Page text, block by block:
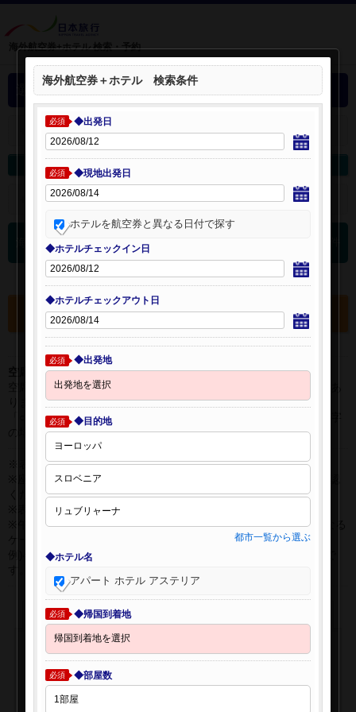
海外航空券+ホテル 検索・予約
選択中の海外航空券+ホテル
選択中の航空券・ホテルを開く：
海外航空券を変更
検索条件を開く：
海外航空券 検索結果
選択中の航空券・ホテルを確認する
空席表示について：
空席状況は常に変更しますので、現在の空席を保証するものではあ
りません。
「○」は過去24時間以内に十分な空席が確認できた商品です。 数字
の場合は、現時点で座席数が少ない商品です。
※表示金額はオンライン予約時の金額です。
※座席クラスはご利用区間毎に異なる場合があります。必ずご確認
ください。
※表示時間はすべて現地時間・24時間表示です。
※午前0時以降に出発する深夜便について、搭乗日をお間違えになる
例)4月8日00：30出発の場合、搭乗手続きは4月7日22:30が目安で
海外航空券＋ホテル 検索条件
必須 ◆出発日
必須 ◆現地出発日
ホテルを航空券と異なる日付で探す
◆ホテルチェックイン日
◆ホテルチェックアウト日
必須 ◆出発地
必須 ◆目的地
都市一覧から選ぶ
◆ホテル名
アパート ホテル アステリア
必須 ◆帰国到着地
必須 ◆部屋数